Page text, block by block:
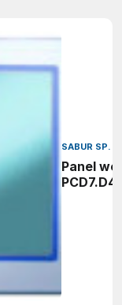
SABUR SP.
Panel